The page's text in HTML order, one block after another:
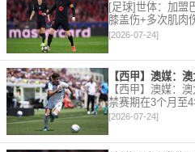
[足球]世体：加盟
膝盖伤+多次肌肉
本站，24小时为
[2026-07-24]
【西甲】澳媒：澳
禁赛期在3个月至
大利亚,英超,西甲,
[2026-07-24]